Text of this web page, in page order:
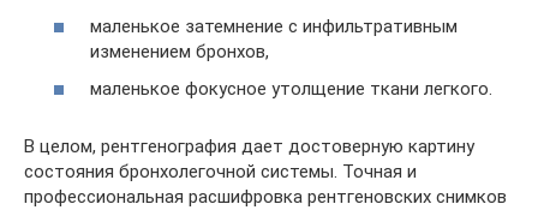
маленькое затемнение с инфильтративным
изменением бронхов,
маленькое фокусное утолщение ткани легкого.
В целом, рентгенография дает достоверную картину
состояния бронхолегочной системы. Точная и
профессиональная расшифровка рентгеновских снимков